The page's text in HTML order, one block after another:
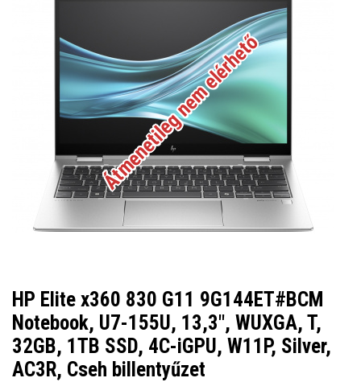
Átmenetileg nem elérhető
HP Elite x360 830 G11 9G144ET#BCM
Notebook, U7-155U, 13,3", WUXGA, T,
32GB, 1TB SSD, 4C-iGPU, W11P, Silver,
AC3R, Cseh billentyűzet